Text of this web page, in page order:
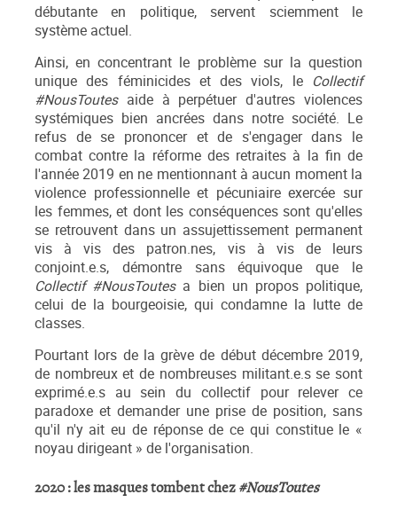
débutante en politique, servent sciemment le
système actuel.
Ainsi, en concentrant le problème sur la question
unique des féminicides et des viols, le Collectif
#NousToutes aide à perpétuer d'autres violences
systémiques bien ancrées dans notre société. Le
refus de se prononcer et de s'engager dans le
combat contre la réforme des retraites à la fin de
l'année 2019 en ne mentionnant à aucun moment la
violence professionnelle et pécuniaire exercée sur
les femmes, et dont les conséquences sont qu'elles
se retrouvent dans un assujettissement permanent
vis à vis des patron.nes, vis à vis de leurs
conjoint.e.s, démontre sans équivoque que le
Collectif #NousToutesa bien un propos politique,
celui de la bourgeoisie, qui condamne la lutte de
classes.
Pourtant lors de la grève de début décembre 2019,
de nombreux et de nombreuses militant.e.s se sont
exprimé.e.s au sein du collectif pour relever ce
paradoxe et demander une prise de position, sans
qu'il n'y ait eu de réponse de ce qui constitue le «
noyau dirigeant » de l'organisation.
2020 : les masques tombent chez #NousToutes